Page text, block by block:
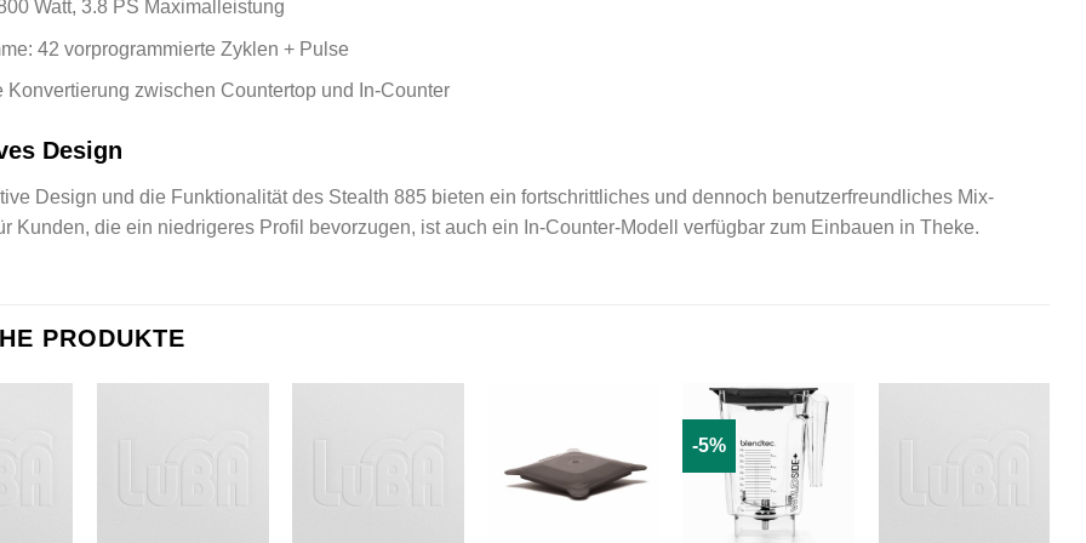
Watt, 3.8 PS Maximalleistung
42 vorprogrammierte Zyklen + Pulse
Konvertierung zwischen Countertop und In-Counter
Design
Design und die Funktionalität des Stealth 885 bieten ein fortschrittliches und dennoch benutzerfreundliches Mix-
Kunden, die ein niedrigeres Profil bevorzugen, ist auch ein In-Counter-Modell verfügbar zum Einbauen in Theke.
PRODUKTE
-5%